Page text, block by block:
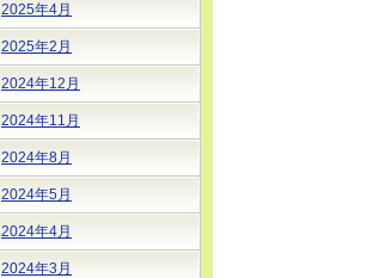
2025年4月
2025年2月
2024年12月
2024年11月
2024年8月
2024年5月
2024年4月
2024年3月